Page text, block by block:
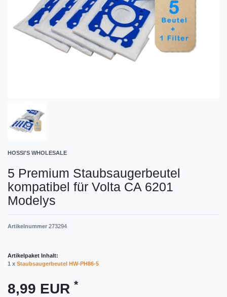
HOSSI'S WHOLESALE
5 Premium Staubsaugerbeutel
kompatibel für Volta CA 6201
Modelys
Artikelnummer 273294
Artikelpaket Inhalt:
1 x Staubsaugerbeutel HW-PH86-5
8,99 EUR *